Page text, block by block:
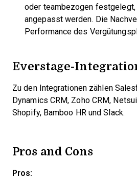
oder teambezogen festgelegt,
angepasst werden. Die
Performance des
Everstage-
Zu den Integrationen zählen
Dynamics CRM, Zoho CRM,
Shopify, Bamboo HR und Slack.
Pros and Cons
Pros: